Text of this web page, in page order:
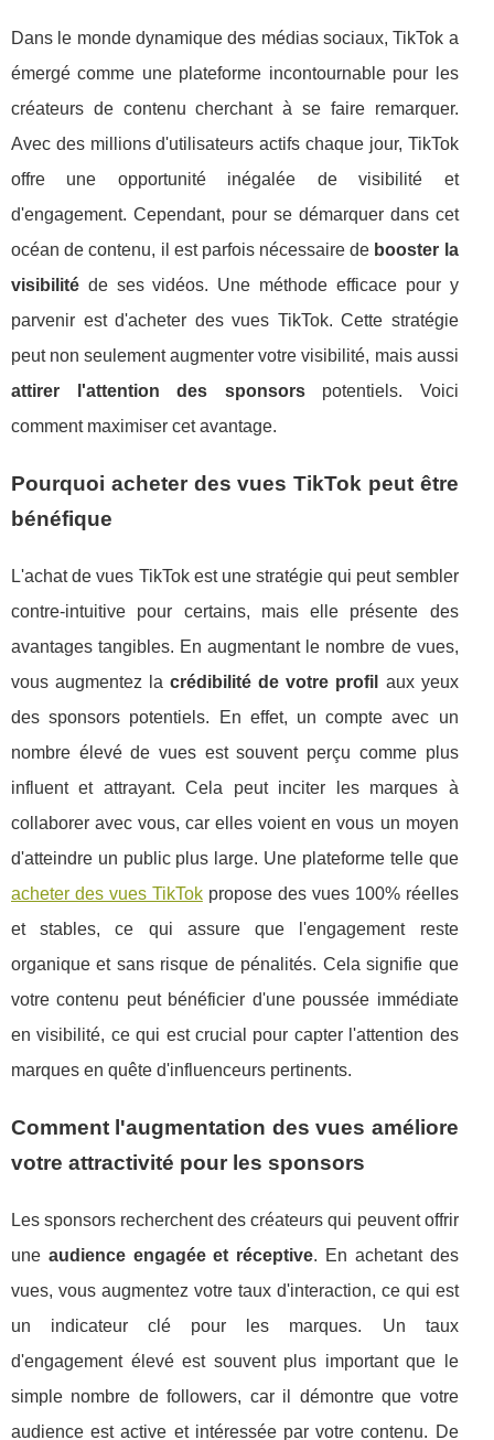
Dans le monde dynamique des médias sociaux, TikTok a
émergé comme une plateforme incontournable pour les
créateurs de contenu cherchant à se faire remarquer.
Avec des millions d'utilisateurs actifs chaque jour, TikTok
offre une opportunité inégalée de visibilité et
d'engagement. Cependant, pour se démarquer dans cet
océan de contenu, il est parfois nécessaire de booster la
visibilité de ses vidéos. Une méthode efficace pour y
parvenir est d'acheter des vues TikTok. Cette stratégie
peut non seulement augmenter votre visibilité, mais aussi
attirer l'attention des sponsorspotentiels. Voici
comment maximiser cet avantage.
Pourquoi acheter des vues TikTok peut être
bénéfique
L'achat de vues TikTok est une stratégie qui peut sembler
contre-intuitive pour certains, mais elle présente des
avantages tangibles. En augmentant le nombre de vues,
vous augmentez lacrédibilité de votre profil
aux yeux
des sponsors potentiels. En effet, un compte avec un
nombre élevé de vues est souvent perçu comme plus
influent et attrayant. Cela peut inciter les marques à
collaborer avec vous, car elles voient en vous un moyen
d'atteindre un public plus large. Une plateforme telle que
acheter des vues TikTokpropose des vues 100% réelles
et stables, ce qui assure que l'engagement reste
organique et sans risque de pénalités. Cela signifie que
votre contenu peut bénéficier d'une poussée immédiate
en visibilité, ce qui est crucial pour capter l'attention des
marques en quête d'influenceurs pertinents.
Comment l'augmentation des vues améliore
votre attractivité pour les sponsors
Les sponsors recherchent des créateurs qui peuvent offrir
une audience engagée et réceptive. En achetant des
vues, vous augmentez votre taux d'interaction, ce qui est
un indicateur clé pour les marques. Un taux
d'engagement élevé est souvent plus important que le
simple nombre de followers, car il démontre que votre
audience est active et intéressée par votre contenu. De